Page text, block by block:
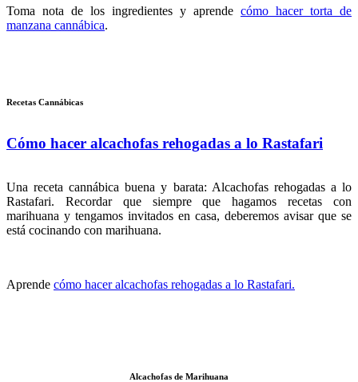
Toma nota de los ingredientes y aprende cómo hacer torta de
manzana cannábica.
Recetas Cannábicas
Cómo hacer alcachofas rehogadas a lo Rastafari
Una receta cannábica buena y barata: Alcachofas rehogadas a lo
Rastafari. Recordar que siempre que hagamos recetas con
marihuana y tengamos invitados en casa, deberemos avisar que se
está cocinando con marihuana.
Aprende cómo hacer alcachofas rehogadas a lo Rastafari.
Alcachofas de Marihuana